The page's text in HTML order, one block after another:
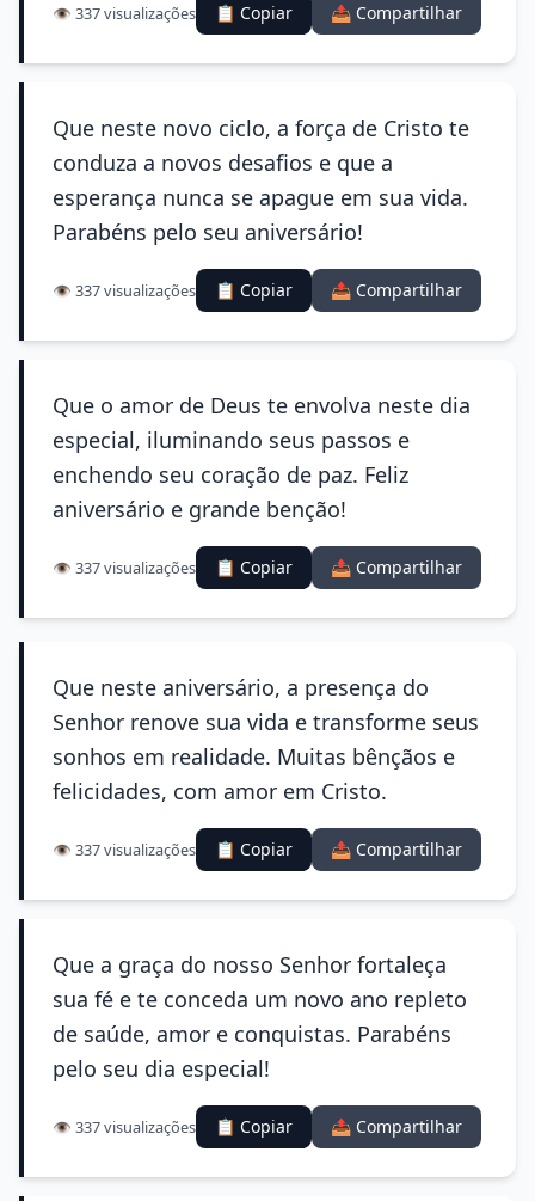
👁️ 337 visualizações 📋 Copiar 📤 Compartilhar
Que neste novo ciclo, a força de Cristo te
conduza a novos desafios e que a
esperança nunca se apague em sua vida.
Parabéns pelo seu aniversário!
👁️ 337 visualizações 📋 Copiar 📤 Compartilhar
Que o amor de Deus te envolva neste dia
especial, iluminando seus passos e
enchendo seu coração de paz. Feliz
aniversário e grande benção!
👁️ 337 visualizações 📋 Copiar 📤 Compartilhar
Que neste aniversário, a presença do
Senhor renove sua vida e transforme seus
sonhos em realidade. Muitas bênçãos e
felicidades, com amor em Cristo.
👁️ 337 visualizações 📋 Copiar 📤 Compartilhar
Que a graça do nosso Senhor fortaleça
sua fé e te conceda um novo ano repleto
de saúde, amor e conquistas. Parabéns
pelo seu dia especial!
👁️ 337 visualizações 📋 Copiar 📤 Compartilhar